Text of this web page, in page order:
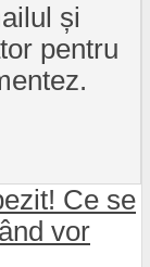
și
pentru
Ce se
vor